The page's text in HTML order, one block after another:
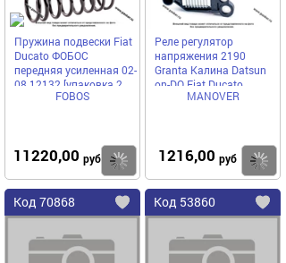
Пружина подвески Fiat
Ducato ФОБОС
передняя усиленная 02-
08 12132 [упаковка 2
FOBOS
11220,00 руб Купить
Реле регулятор
напряжения 2190
Granta Калина Datsun
on-DO Fiat Ducato
MANOVER MR5108595
MANOVER
1216,00 руб
Код 70868
Добавить
избранное
Код 53860